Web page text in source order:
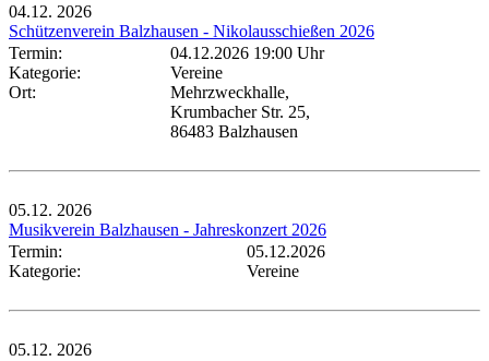
04.12. 2026
Schützenverein Balzhausen - Nikolausschießen 2026
Termin:
04.12.2026 19:00 Uhr
Kategorie:
Vereine
Ort:
Mehrzweckhalle,
Krumbacher Str. 25,
86483 Balzhausen
05.12. 2026
Musikverein Balzhausen - Jahreskonzert 2026
Termin:
05.12.2026
Kategorie:
Vereine
05.12. 2026